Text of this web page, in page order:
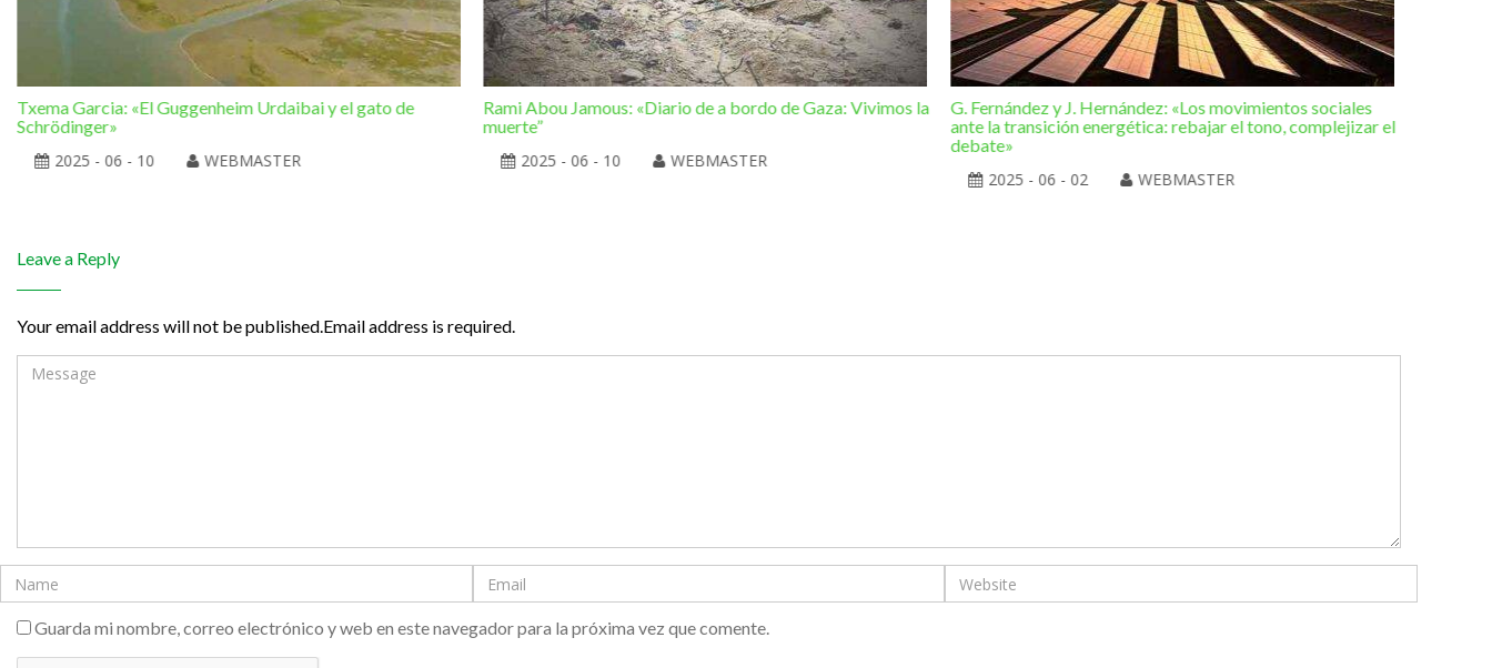
Txema Garcia: «El Guggenheim Urdaibai y el gato de
Schrödinger»
2025 - 06 - 10
WEBMASTER
Rami Abou Jamous: «Diario de a bordo de Gaza: Vivimos la
muerte”
2025 - 06 - 10
WEBMASTER
G. Fernández y J. Hernández: «Los movimientos sociales
ante la transición energética: rebajar el tono, complejizar el
debate»
2025 - 06 - 02
WEBMASTER
Leave a Reply
Your email address will not be published.Email address is required.
Guarda mi nombre, correo electrónico y web en este navegador para la próxima vez que comente.